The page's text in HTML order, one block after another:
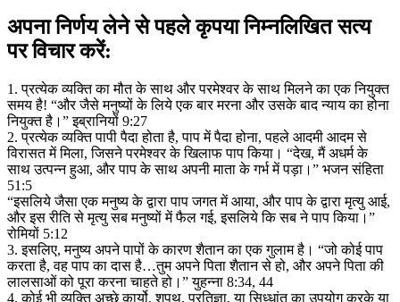
अपना निर्णय लेने से पहले कृपया निम्नलिखित सत्य
पर विचार करें:
1. प्रत्येक व्यक्ति का मौत के साथ और परमेश्वर के साथ मिलने का एक नियुक्त
समय है! “और जैसे मनुष्यों के लिये एक बार मरना और उसके बाद न्याय का होना
नियुक्त है।” इब्रानियों 9:27
2. प्रत्येक व्यक्ति पापी पैदा होता है, पाप में पैदा होना, पहले आदमी आदम से
विरासत में मिला, जिसने परमेश्वर के खिलाफ पाप किया। “देख, मैं अधर्म के
साथ उत्पन्न हुआ, और पाप के साथ अपनी माता के गर्भ में पड़ा।” भजन संहिता
51:5
“इसलिये जैसा एक मनुष्य के द्वारा पाप जगत में आया, और पाप के द्वारा मृत्यु आई,
और इस रीति से मृत्यु सब मनुष्यों में फैल गई, इसलिये कि सब ने पाप किया।”
रोमियों 5:12
3. इसलिए, मनुष्य अपने पापों के कारण शैतान का एक गुलाम है। “जो कोई पाप
करता है, वह पाप का दास है…तुम अपने पिता शैतान से हो, और अपने पिता की
लालसाओं को पूरा करना चाहते हो।” युहन्ना 8:34, 44
4. कोई भी व्यक्ति अच्छे कार्यो, शपथ, प्रतिज्ञा, या सिध्धांत का उपयोग करके या